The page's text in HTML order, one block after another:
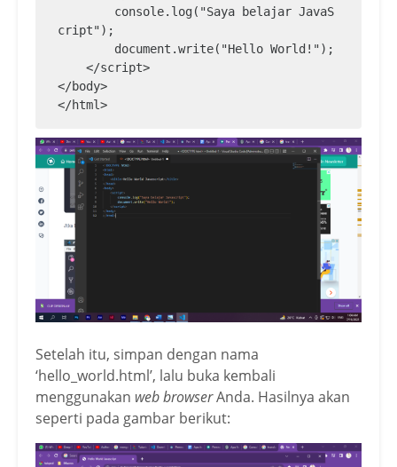
cript");
</body>
Setelah itu, simpan dengan nama
‘hello_world.html’, lalu buka kembali
menggunakan web browserAnda. Hasilnya akan
seperti pada gambar berikut: